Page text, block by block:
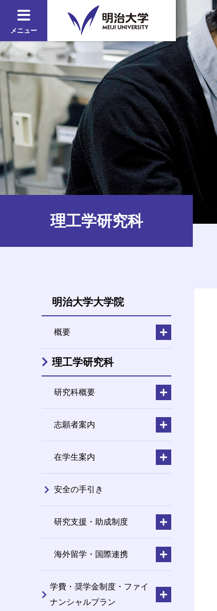
メニュー
理工学研究科
明治大学大学院
概要
理工学研究科
研究科概要
志願者案内
在学生案内
安全の手引き
研究支援・助成制度
海外留学・国際連携
学費・奨学金制度・ファイ
ナンシャルプラン